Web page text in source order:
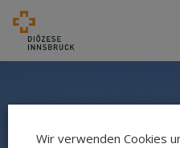
Wir verwenden Cookies